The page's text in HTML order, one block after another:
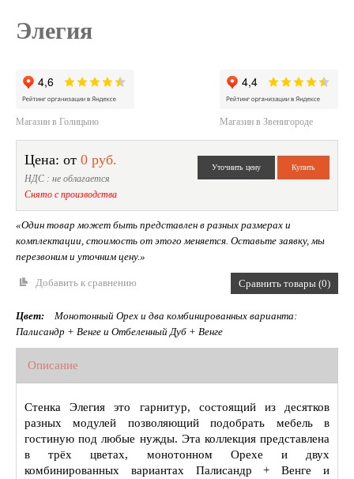
Элегия
Магазин в Голицыно Магазин в Звенигороде
Цена: от 0 руб.
НДС : не облагается
Снято с производства
«Один товар может быть представлен в разных размерах и
комплектации, стоимость от этого меняется. Оставьте заявку, мы
перезвоним и уточним цену.»
Добавить к сравнению Сравнить товары (0)
Цвет:
Монотонный Орех и два комбинированных варианта:
Палисандр + Венге и Отбеленный Дуб + Венге
Описание
Стенка Элегия это гарнитур, состоящий из десятков
разных модулей позволяющий подобрать мебель в
гостиную под любые нужды. Эта коллекция представлена
в трёх цветах, монотонном Орехе и двух
комбинированных вариантах Палисандр + Венге и